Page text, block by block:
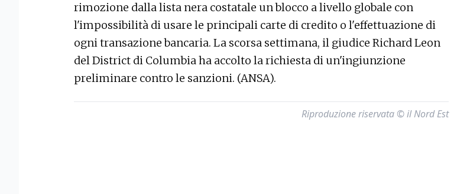
rimozione dalla lista nera costatale un blocco a livello globale con
l'impossibilità di usare le principali carte di credito o l'effettuazione di
ogni transazione bancaria. La scorsa settimana, il giudice Richard Leon
del District di Columbia ha accolto la richiesta di un'ingiunzione
preliminare contro le sanzioni. (ANSA).
Riproduzione riservata © il Nord Est